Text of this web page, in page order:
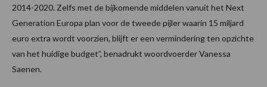
2014-2020. Zelfs met de bijkomende middelen vanuit het Next
Generation Europa plan voor de tweede pijler waarin 15 miljard
euro extra wordt voorzien, blijft er een vermindering ten opzichte
van het huidige budget”, benadrukt woordvoerder Vanessa
Saenen.